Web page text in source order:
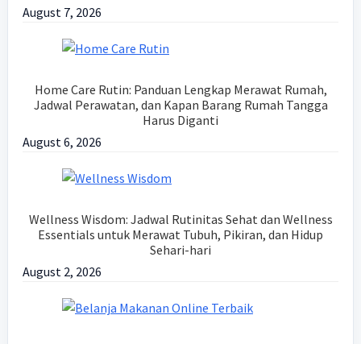
August 7, 2026
Home Care Rutin: Panduan Lengkap Merawat Rumah,
Jadwal Perawatan, dan Kapan Barang Rumah Tangga
Harus Diganti
August 6, 2026
Wellness Wisdom: Jadwal Rutinitas Sehat dan Wellness
Essentials untuk Merawat Tubuh, Pikiran, dan Hidup
Sehari-hari
August 2, 2026